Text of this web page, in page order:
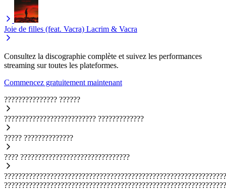
Joie de filles (feat. Vacra) Lacrim & Vacra
Consultez la discographie complète et suivez les performances
streaming sur toutes les plateformes.
Commencez gratuitement maintenant
??????????????? ??????
?????????????????????????? ?????????????
????? ??????????????
???? ???????????????????????????????